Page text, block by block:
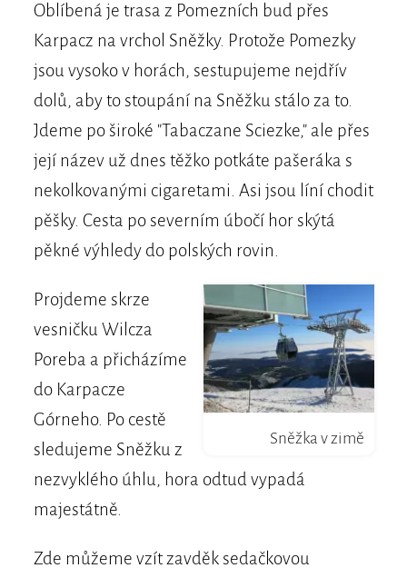
Oblíbená je trasa z Pomezních bud přes
Karpacz na vrchol Sněžky. Protože Pomezky
jsou vysoko v horách, sestupujeme nejdřív
dolů, aby to stoupání na Sněžku stálo za to.
Jdeme po široké "Tabaczane Sciezke," ale přes
její název už dnes těžko potkáte pašeráka s
nekolkovanými cigaretami. Asi jsou líní chodit
pěšky. Cesta po severním úbočí hor skýtá
pěkné výhledy do polských rovin.
Sněžka v zimě
Projdeme skrze
vesničku Wilcza
Poreba a přicházíme
do Karpacze
Górneho. Po cestě
sledujeme Sněžku z
nezvyklého úhlu, hora odtud vypadá
majestátně.
Zde můžeme vzít zavděk sedačkovou